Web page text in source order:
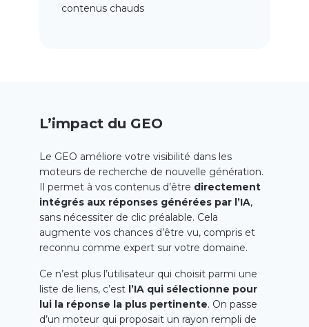
contenus chauds
L’impact du GEO
Le GEO améliore votre visibilité dans les
moteurs de recherche de nouvelle génération.
Il permet à vos contenus d’être directement
intégrés aux réponses générées par l’IA,
sans nécessiter de clic préalable. Cela
augmente vos chances d’être vu, compris et
reconnu comme expert sur votre domaine.
Ce n’est plus l’utilisateur qui choisit parmi une
liste de liens, c’est l’IA qui sélectionne pour
lui la réponse la plus pertinente. On passe
d’un moteur qui proposait un rayon rempli de